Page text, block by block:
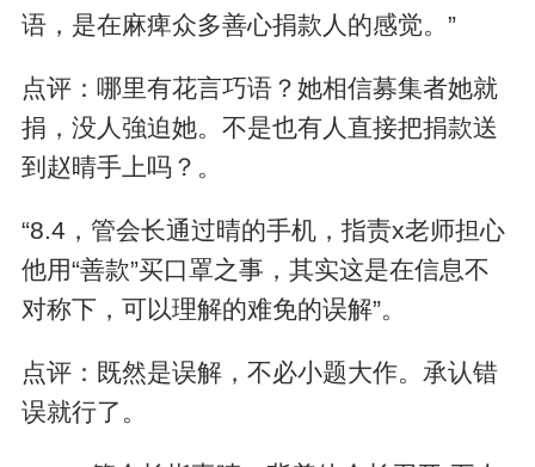
语，是在麻痺众多善心捐款人的感觉。”
点评：哪里有花言巧语？她相信募集者她就
捐，没人強迫她。不是也有人直接把捐款送
到赵晴手上吗？。
“8.4，管会长通过晴的手机，指责x老师担心
他用“善款”买口罩之事，其实这是在信息不
对称下，可以理解的难免的误解”。
点评：既然是误解，不必小题大作。承认错
误就行了。